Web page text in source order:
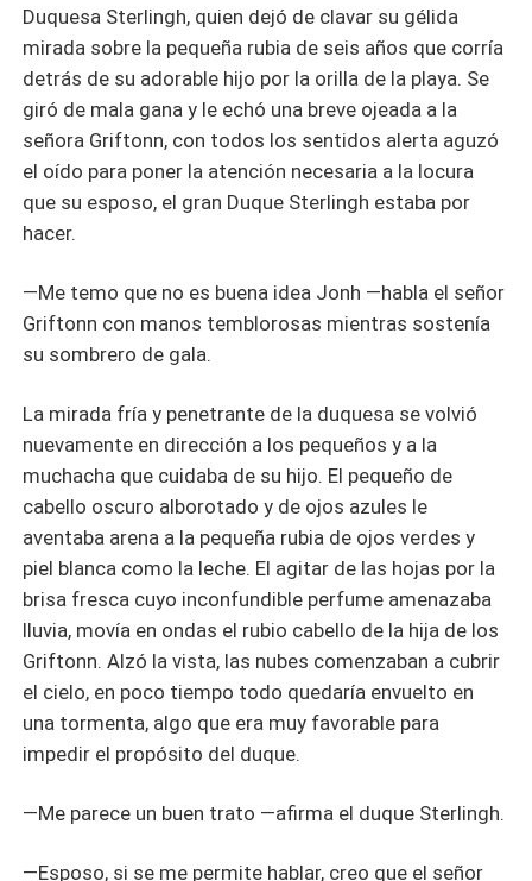
Duquesa Sterlingh, quien dejó de clavar su gélida
mirada sobre la pequeña rubia de seis años que corría
detrás de su adorable hijo por la orilla de la playa. Se
giró de mala gana y le echó una breve ojeada a la
señora Griftonn, con todos los sentidos alerta aguzó
el oído para poner la atención necesaria a la locura
que su esposo, el gran Duque Sterlingh estaba por
hacer.
—Me temo que no es buena idea Jonh —habla el señor
Griftonn con manos temblorosas mientras sostenía
su sombrero de gala.
La mirada fría y penetrante de la duquesa se volvió
nuevamente en dirección a los pequeños y a la
muchacha que cuidaba de su hijo. El pequeño de
cabello oscuro alborotado y de ojos azules le
aventaba arena a la pequeña rubia de ojos verdes y
piel blanca como la leche. El agitar de las hojas por la
brisa fresca cuyo inconfundible perfume amenazaba
lluvia, movía en ondas el rubio cabello de la hija de los
Griftonn. Alzó la vista, las nubes comenzaban a cubrir
el cielo, en poco tiempo todo quedaría envuelto en
una tormenta, algo que era muy favorable para
impedir el propósito del duque.
—Me parece un buen trato —afirma el duque Sterlingh.
—Esposo, si se me permite hablar, creo que el señor